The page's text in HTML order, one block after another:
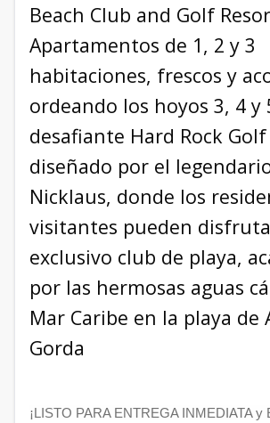
Beach Club and Golf
Apartamentos de 1, 2 y 3
habitaciones, frescos y
ordeando los hoyos 3, 4 y
desafiante Hard Rock Golf
diseñado por el
Nicklaus, donde los
visitantes pueden
exclusivo club de playa,
por las hermosas aguas
Mar Caribe en la playa de
Gorda
¡LISTO PARA ENTREGA INMEDIATA y